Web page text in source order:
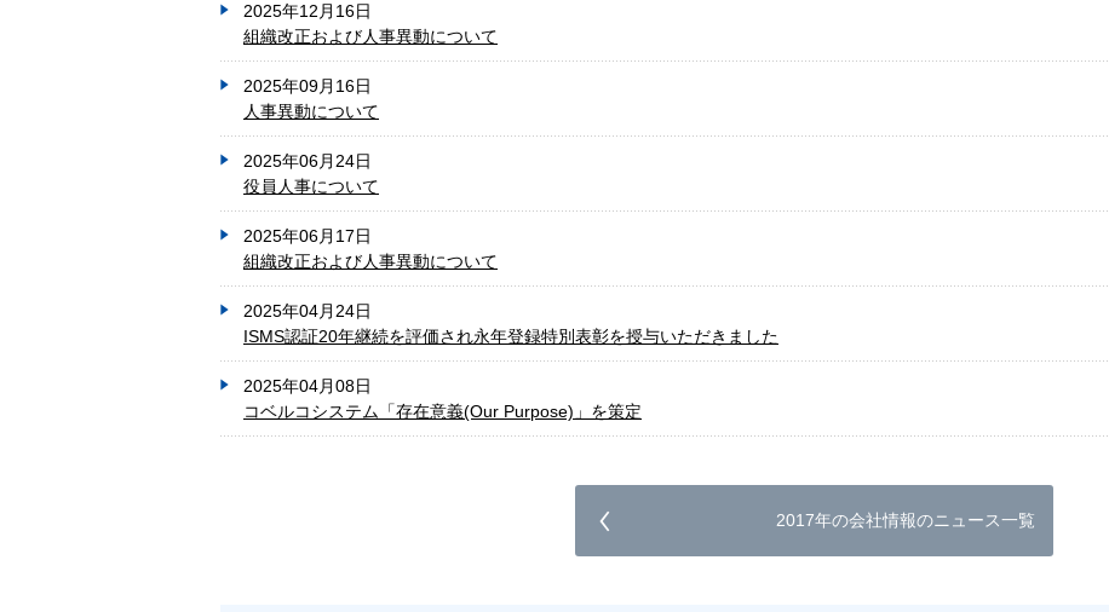
2025年12月16日
組織改正および人事異動について
2025年09月16日
人事異動について
2025年06月24日
役員人事について
2025年06月17日
組織改正および人事異動について
2025年04月24日
ISMS認証20年継続を評価され永年登録特別表彰を授与いただきました
2025年04月08日
コベルコシステム「存在意義(Our Purpose)」を策定
2017年の会社情報のニュース一覧